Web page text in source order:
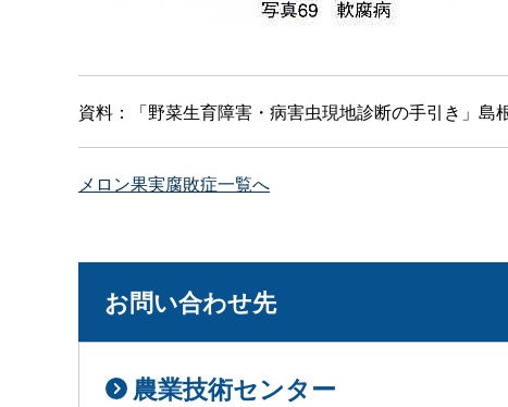
資料：「野菜生育障害・病害虫現地診断の手引き」島
メロン果実腐敗症一覧へ
お問い合わせ先
農業技術センター